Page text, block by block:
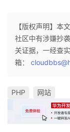
我
的
课
程
我
的
认
我
的
我
的
技
术
支
我
的
云
声
【版权声明】本
社区中有涉嫌抄
关证据，一经查
箱：
PHP 网站